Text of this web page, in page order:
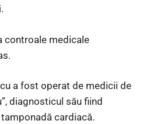
controale medicale
a fost operat de medicii de
diagnosticul său fiind
cardiacă.